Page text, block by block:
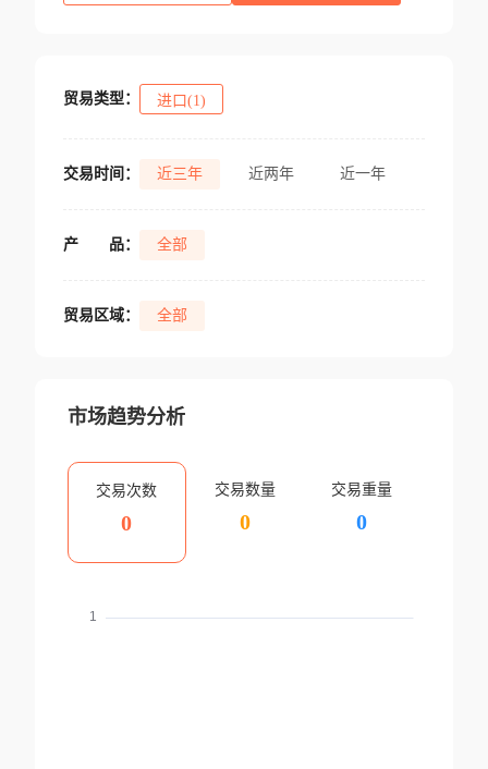
贸易类型： 进口(1)
交易时间： 近三年 近两年 近一年
产 品： 全部
贸易区域： 全部
市场趋势分析
交易次数
0
交易数量
0
交易重量
0